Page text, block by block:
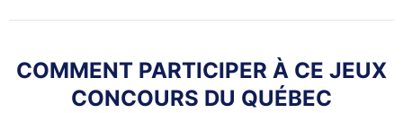
COMMENT PARTICIPER À CE JEUX
CONCOURS DU QUÉBEC